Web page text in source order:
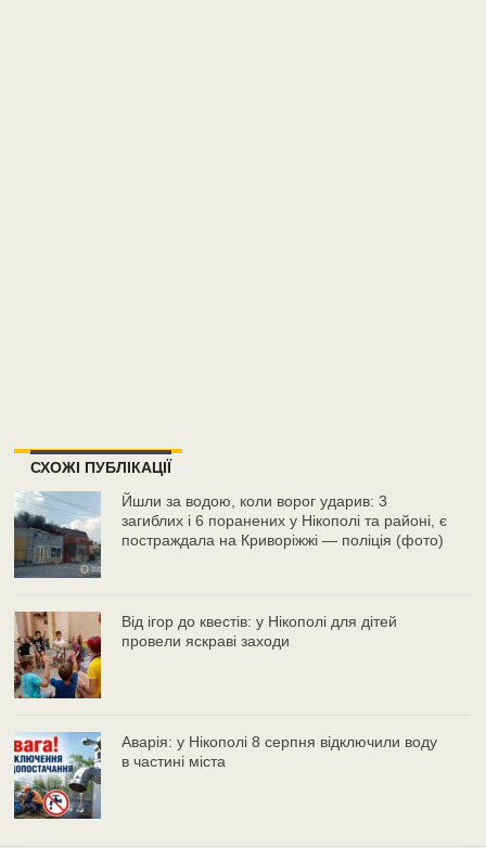
СХОЖІ ПУБЛІКАЦІЇ
Йшли за водою, коли ворог ударив: 3
загиблих і 6 поранених у Нікополі та районі, є
постраждала на Криворіжжі — поліція (фото)
Від ігор до квестів: у Нікополі для дітей
провели яскраві заходи
Аварія: у Нікополі 8 серпня відключили воду
в частині міста